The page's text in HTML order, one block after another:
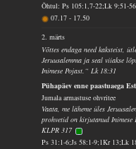
Õhtul: Ps 105:1,7-22;Lk 9:51-56
07.17- 17.50
2. märts
Võttes endaga need kaksteist,
Jeruusalemma ja seal viiakse
Inimese Pojast.“ Lk 18:31
Pühapäev enne paastuaega
Jumala armastuse ohvritee
Vaata, me läheme üles
prohvetid on kirjutanud Inimese
KLPR 317
Ps 31:1-6;Js 58:1-9;1Kr 13;Lk